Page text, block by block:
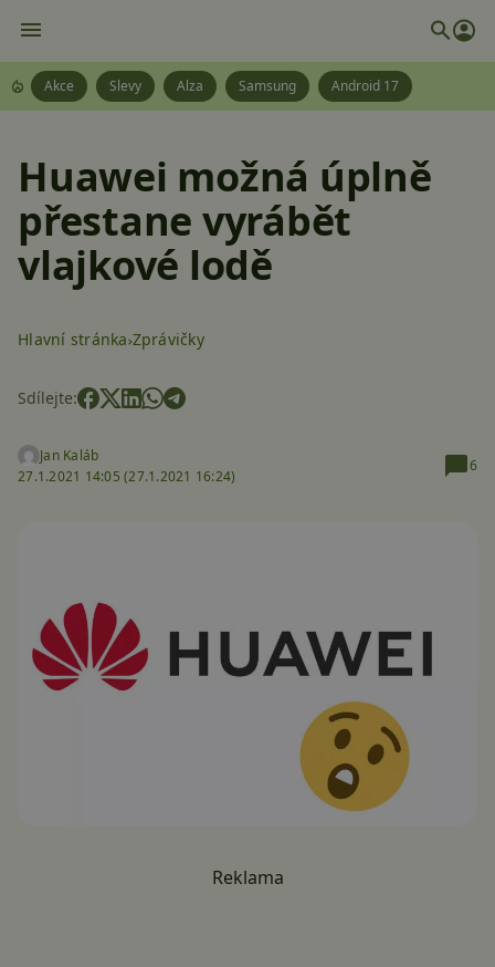
Akce Slevy Alza Samsung Android 17
Huawei možná úplně
přestane vyrábět
vlajkové lodě
Hlavní stránka Zprávičky
Sdílejte:
Jan Kaláb
27.1.2021 14:05 (27.1.2021 16:24)
6
Reklama